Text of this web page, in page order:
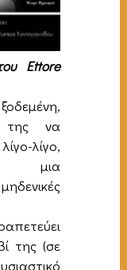
Ettore
να
λίγο,
μια
της (σε